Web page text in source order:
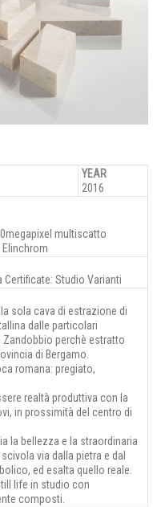
YEAR
2016
multiscatto
Studio Varianti
sola cava di estrazione di
dalle particolari
perchè estratto
di Bergamo.
romana: pregiato,
realtà produttiva con la
in prossimità del centro di
la bellezza e la straordinaria
via dalla pietra e dal
ed esalta quello reale.
life in studio con
composti.